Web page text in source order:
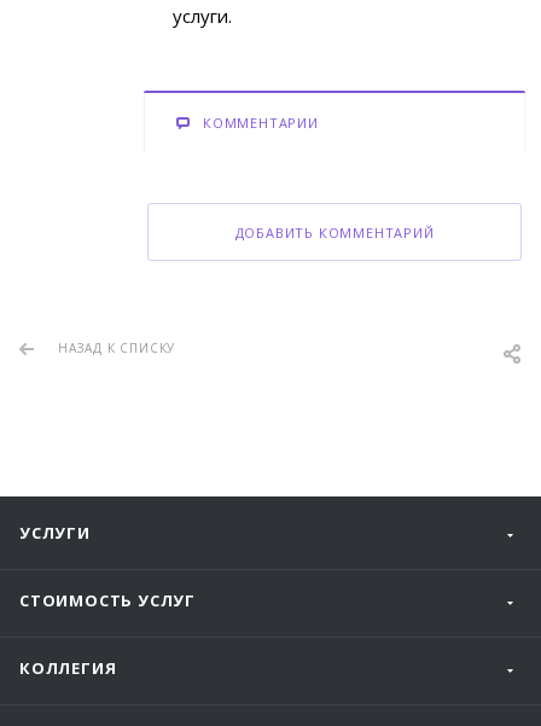
услуги.
КОММЕНТАРИИ
ДОБАВИТЬ КОММЕНТАРИЙ
НАЗАД К СПИСКУ
УСЛУГИ
СТОИМОСТЬ УСЛУГ
КОЛЛЕГИЯ